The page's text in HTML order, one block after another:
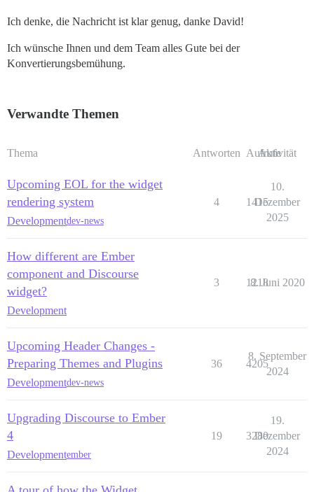
Ich denke, die Nachricht ist klar genug, danke David!
Ich wünsche Ihnen und dem Team alles Gute bei der
Konvertierungsbemühung.
Verwandte Themen
Thema Antworten Aufrufe
Aktivität
Upcoming EOL for the widget
rendering system
Developmentdev-news
4 1415
10.
Dezember
2025
How different are Ember
component and Discourse
widget?
Development
3 1218
8. Juni 2020
Upcoming Header Changes -
Preparing Themes and Plugins
Developmentdev-news
36 4205
8. September
2024
Upgrading Discourse to Ember
4
Developmentember
19 3280
19.
Dezember
2024